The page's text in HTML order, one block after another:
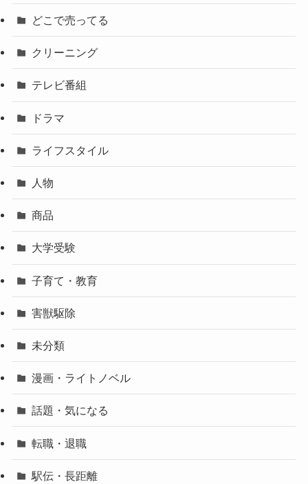
どこで売ってる
クリーニング
テレビ番組
ドラマ
ライフスタイル
人物
商品
大学受験
子育て・教育
害獣駆除
未分類
漫画・ライトノベル
話題・気になる
転職・退職
駅伝・長距離